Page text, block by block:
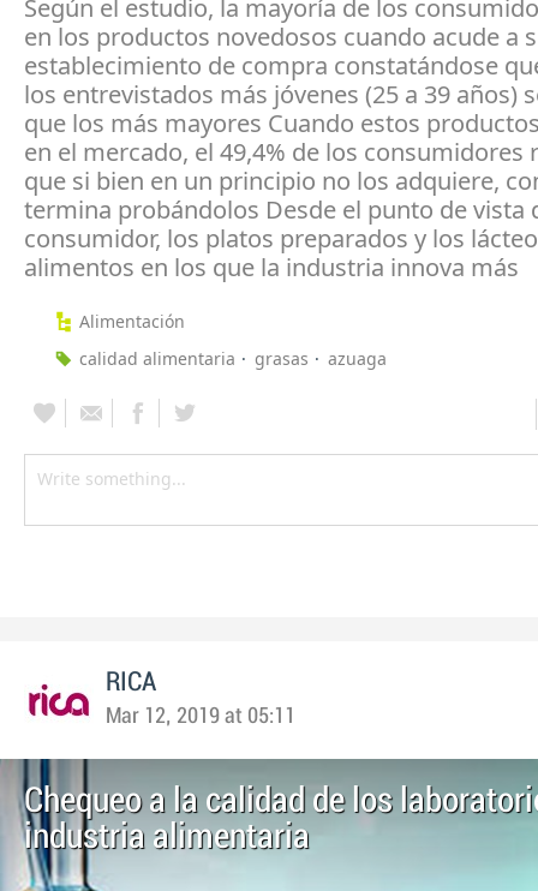
Según el estudio, la mayoría de los
en los productos novedosos cuando acude a
establecimiento de compra constatándose
los entrevistados más jóvenes (25 a 39 años)
que los más mayores Cuando estos
en el mercado, el 49,4% de los consumidores
que si bien en un principio no los adquiere,
termina probándolos Desde el punto de vista
consumidor, los platos preparados y los
alimentos en los que la industria innova más
Alimentación
calidad alimentaria
grasas azuaga
RICA
Mar 12, 2019 at 05:11
Chequeo a la calidad de los
industria alimentaria